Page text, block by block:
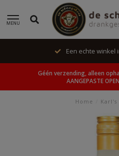
MENU
Een echte winkel
Géén verzending, alleen
AANGEPASTE
Home Karl's